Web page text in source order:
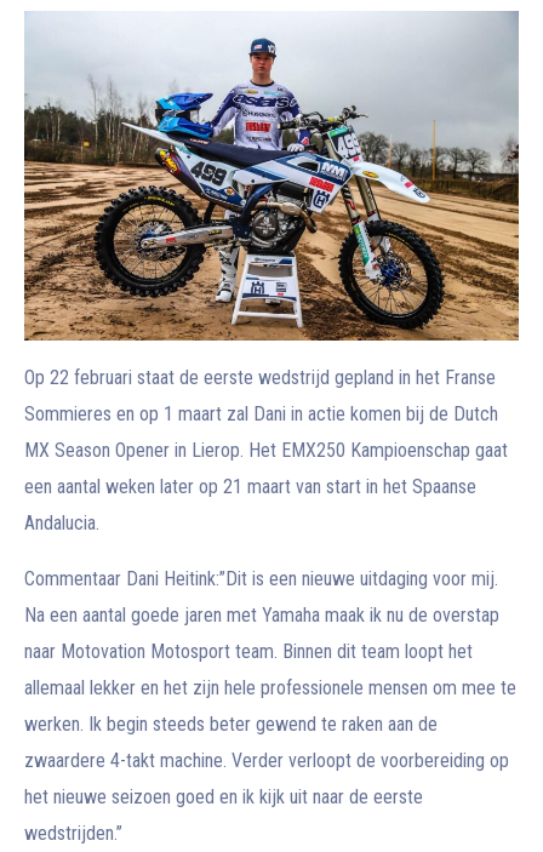
Op 22 februari staat de eerste wedstrijd gepland in het Franse
Sommieres en op 1 maart zal Dani in actie komen bij de Dutch
MX Season Opener in Lierop. Het EMX250 Kampioenschap gaat
een aantal weken later op 21 maart van start in het Spaanse
Andalucia.
Commentaar Dani Heitink:’’Dit is een nieuwe uitdaging voor mij.
Na een aantal goede jaren met Yamaha maak ik nu de overstap
naar Motovation Motosport team. Binnen dit team loopt het
allemaal lekker en het zijn hele professionele mensen om mee te
werken. Ik begin steeds beter gewend te raken aan de
zwaardere 4-takt machine. Verder verloopt de voorbereiding op
het nieuwe seizoen goed en ik kijk uit naar de eerste
wedstrijden.’’